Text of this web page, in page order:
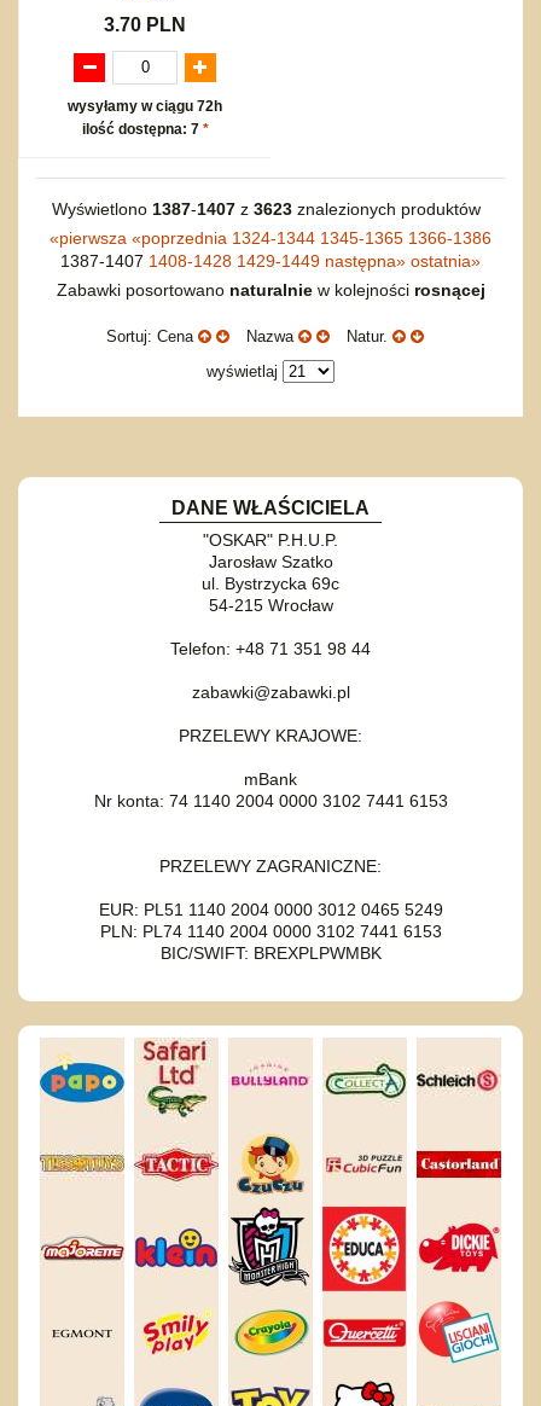
3.70 PLN
wysyłamy w ciągu 72h
ilość dostępna: 7 *
Wyświetlono 1387-1407z 3623znalezionych produktów
«pierwsza «poprzednia 1324-1344 1345-1365 1366-1386
1387-1407 1408-1428 1429-1449 następna» ostatnia»
Zabawki posortowano naturalniew kolejności rosnącej
Sortuj: Cena Nazwa
Natur.
wyświetlaj
DANE WŁAŚCICIELA
"OSKAR" P.H.U.P.
Jarosław Szatko
ul. Bystrzycka 69c
54-215 Wrocław
Telefon: +48 71 351 98 44
zabawki@zabawki.pl
PRZELEWY KRAJOWE:
mBank
Nr konta: 74 1140 2004 0000 3102 7441 6153
PRZELEWY ZAGRANICZNE:
EUR: PL51 1140 2004 0000 3012 0465 5249
PLN: PL74 1140 2004 0000 3102 7441 6153
BIC/SWIFT: BREXPLPWMBK